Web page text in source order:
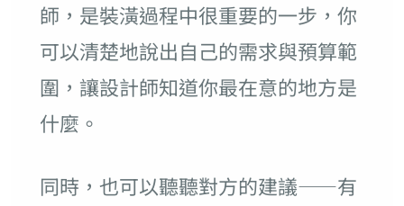
師，是裝潢過程中很重要的一步，你
可以清楚地說出自己的需求與預算範
圍，讓設計師知道你最在意的地方是
什麼。
同時，也可以聽聽對方的建議——有